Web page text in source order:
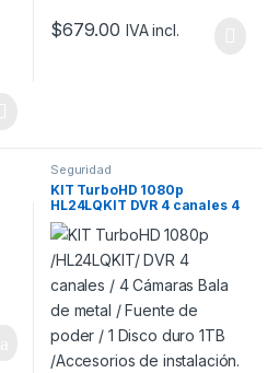
$679.00 IVA incl.
Seguridad
KIT TurboHD 1080p
HL24LQKIT DVR 4 canales 4
Cámaras Bala de metal 1
Disco duro de 1tb.